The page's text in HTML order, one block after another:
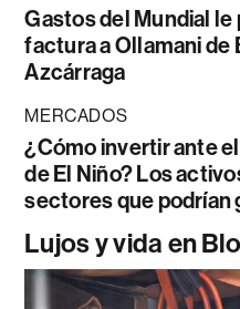
Gastos del Mundial le
factura a Ollamani de
Azcárraga
MERCADOS
¿Cómo invertir ante
de El Niño? Los
sectores que podrían
Lujos y vida en